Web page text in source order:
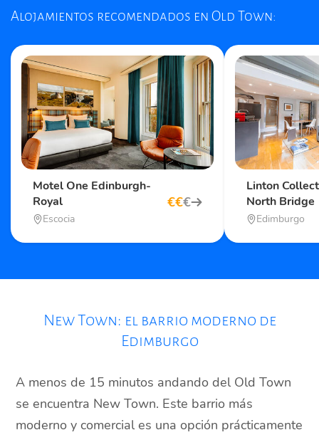
Alojamientos recomendados en Old Town:
Motel One Edinburgh-
Royal
Escocia
€€€
Linton
North Bridge
Edimburgo
New Town: el barrio moderno de
Edimburgo
A menos de 15 minutos andando del Old Town
se encuentra New Town. Este barrio más
moderno y comercial es una opción prácticamente